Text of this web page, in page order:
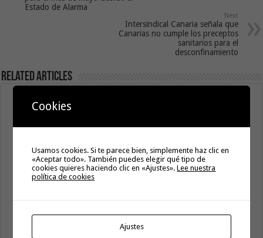
Estado de Alarma
Next
Intersindical Canaria señala que
Canarias no cumple los preceptos
sanitarios para el
desconfinamiento
Related Articles
Sanidad adjudica 106 ecógrafos por casi tres millones de
euros para varios hospitales del SCS
Cookies
Usamos cookies. Si te parece bien, simplemente haz clic en
«Aceptar todo». También puedes elegir qué tipo de
cookies quieres haciendo clic en «Ajustes».Lee nuestra
política de cookies
Ajustes